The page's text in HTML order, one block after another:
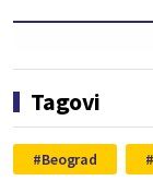
Tagovi
Beograd